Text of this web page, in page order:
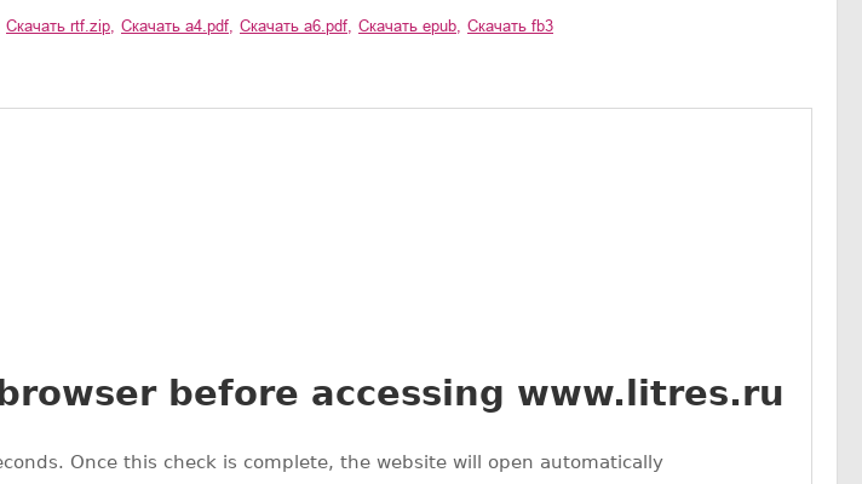
Скачать rtf.zip, Скачать a4.pdf, Скачать a6.pdf, Скачать epub, Скачать fb3